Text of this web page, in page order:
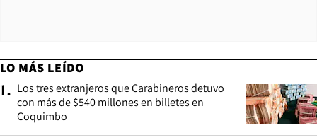
LO MÁS LEÍDO
1. Los tres extranjeros que Carabineros detuvo
con más de $540 millones en billetes en
Coquimbo